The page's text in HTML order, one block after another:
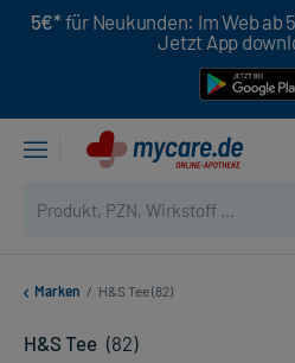
5€* für Neukunden: Im Web ab
Jetzt App
Marken / H&S Tee (82)
H&S Tee (82)